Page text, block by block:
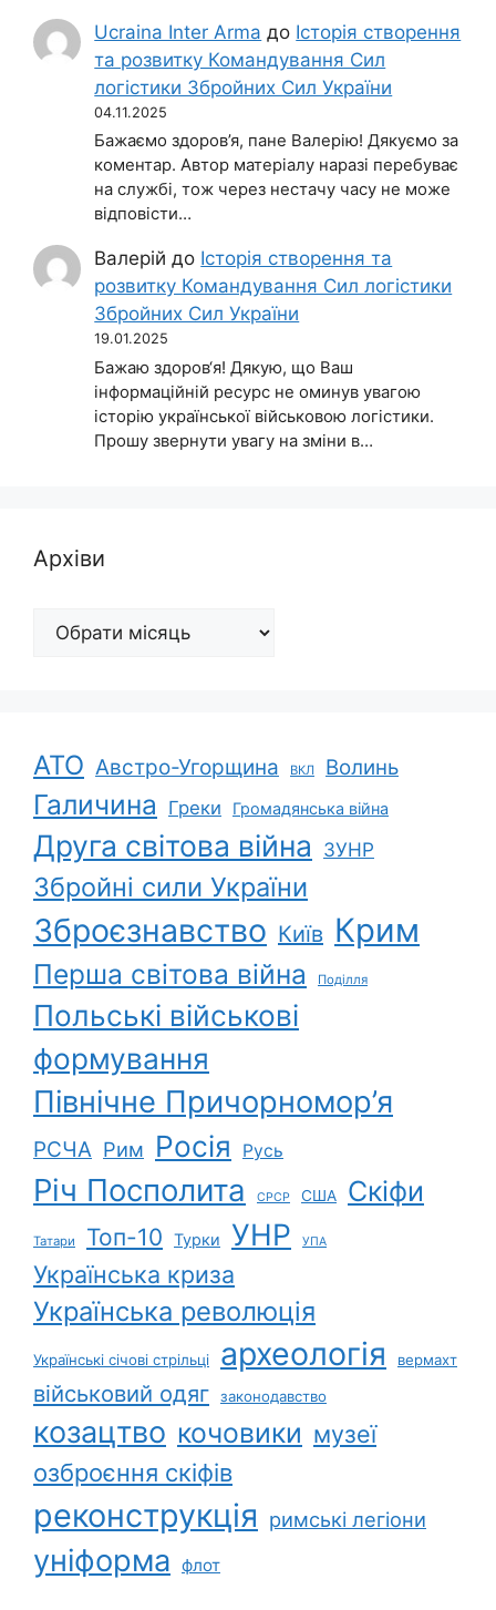
Ucraina Inter Arma до Історія створення
та розвитку Командування Сил
логістики Збройних Сил України
04.11.2025
Бажаємо здоров’я, пане Валерію! Дякуємо за
коментар. Автор матеріалу наразі перебуває
на службі, тож через нестачу часу не може
відповісти…
Валерій до Історія створення та
розвитку Командування Сил логістики
Збройних Сил України
19.01.2025
Бажаю здоров‘я! Дякую, що Ваш
інформаційній ресурс не оминув увагою
історію української військовою логістики.
Прошу звернути увагу на зміни в…
Архіви
Архіви
АТО Австро-Угорщина ВКЛ Волинь
Галичина Греки Громадянська війна
Друга світова війна ЗУНР
Збройні сили України
Зброєзнавство Київ Крим
Перша світова війна Поділля
Польські військові
формування
Північне Причорномор’я
РСЧА Рим Росія Русь
Річ Посполита СРСР США Скіфи
Татари Топ-10 Турки УНР УПА
Українська криза
Українська революція
Українські січові стрільці археологія вермахт
військовий одяг законодавство
козацтво кочовики музеї
озброєння скіфів
реконструкція римські легіони
уніформа флот